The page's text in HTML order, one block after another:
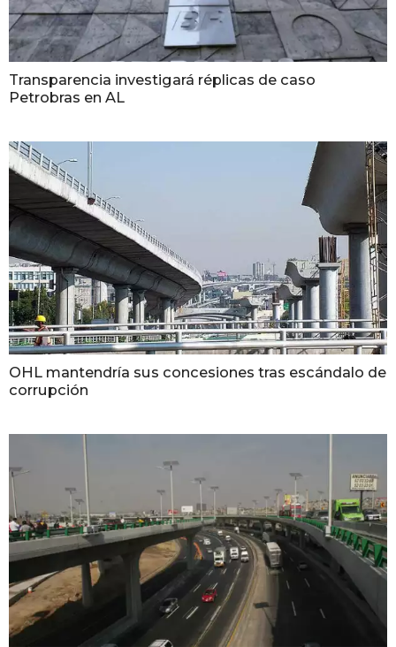
Transparencia investigará réplicas de caso
Petrobras en AL
OHL mantendría sus concesiones tras escándalo de
corrupción